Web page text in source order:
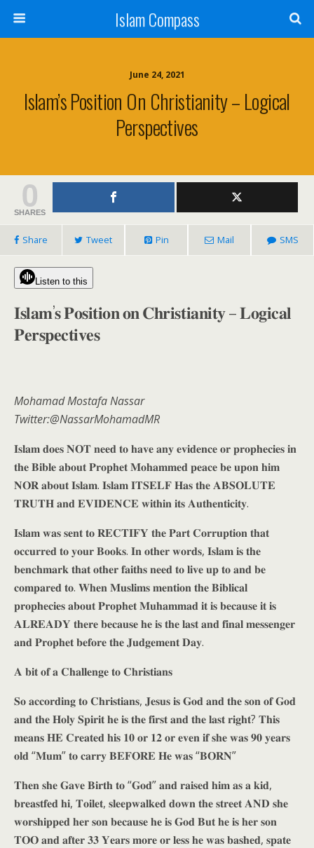
Islam Compass
June 24, 2021
Islam’s Position On Christianity – Logical
Perspectives
0
SHARES
Share Tweet Pin Mail SMS
Listen to this
𝐈𝐬𝐥𝐚𝐦’𝐬 𝐏𝐨𝐬𝐢𝐭𝐢𝐨𝐧 𝐨𝐧 𝐂𝐡𝐫𝐢𝐬𝐭𝐢𝐚𝐧𝐢𝐭𝐲 – 𝐋𝐨𝐠𝐢𝐜𝐚𝐥
𝐏𝐞𝐫𝐬𝐩𝐞𝐜𝐭𝐢𝐯𝐞𝐬
Mohamad Mostafa Nassar
Twitter:@NassarMohamadMR
𝐈𝐬𝐥𝐚𝐦 𝐝𝐨𝐞𝐬 𝐍𝐎𝐓 𝐧𝐞𝐞𝐝 𝐭𝐨 𝐡𝐚𝐯𝐞 𝐚𝐧𝐲 𝐞𝐯𝐢𝐝𝐞𝐧𝐜𝐞 𝐨𝐫 𝐩𝐫𝐨𝐩𝐡𝐞𝐜𝐢𝐞𝐬 𝐢𝐧
𝐭𝐡𝐞 𝐁𝐢𝐛𝐥𝐞 𝐚𝐛𝐨𝐮𝐭 𝐏𝐫𝐨𝐩𝐡𝐞𝐭 𝐌𝐨𝐡𝐚𝐦𝐦𝐞𝐝 𝐩𝐞𝐚𝐜𝐞 𝐛𝐞 𝐮𝐩𝐨𝐧 𝐡𝐢𝐦
𝐍𝐎𝐑 𝐚𝐛𝐨𝐮𝐭 𝐈𝐬𝐥𝐚𝐦. 𝐈𝐬𝐥𝐚𝐦 𝐈𝐓𝐒𝐄𝐋𝐅 𝐇𝐚𝐬 𝐭𝐡𝐞 𝐀𝐁𝐒𝐎𝐋𝐔𝐓𝐄
𝐓𝐑𝐔𝐓𝐇 𝐚𝐧𝐝 𝐄𝐕𝐈𝐃𝐄𝐍𝐂𝐄 𝐰𝐢𝐭𝐡𝐢𝐧 𝐢𝐭𝐬 𝐀𝐮𝐭𝐡𝐞𝐧𝐭𝐢𝐜𝐢𝐭𝐲.
𝐈𝐬𝐥𝐚𝐦 𝐰𝐚𝐬 𝐬𝐞𝐧𝐭 𝐭𝐨 𝐑𝐄𝐂𝐓𝐈𝐅𝐘 𝐭𝐡𝐞 𝐏𝐚𝐫𝐭 𝐂𝐨𝐫𝐫𝐮𝐩𝐭𝐢𝐨𝐧 𝐭𝐡𝐚𝐭
𝐨𝐜𝐜𝐮𝐫𝐫𝐞𝐝 𝐭𝐨 𝐲𝐨𝐮𝐫 𝐁𝐨𝐨𝐤𝐬. 𝐈𝐧 𝐨𝐭𝐡𝐞𝐫 𝐰𝐨𝐫𝐝𝐬, 𝐈𝐬𝐥𝐚𝐦 𝐢𝐬 𝐭𝐡𝐞
𝐛𝐞𝐧𝐜𝐡𝐦𝐚𝐫𝐤 𝐭𝐡𝐚𝐭 𝐨𝐭𝐡𝐞𝐫 𝐟𝐚𝐢𝐭𝐡𝐬 𝐧𝐞𝐞𝐝 𝐭𝐨 𝐥𝐢𝐯𝐞 𝐮𝐩 𝐭𝐨 𝐚𝐧𝐝 𝐛𝐞
𝐜𝐨𝐦𝐩𝐚𝐫𝐞𝐝 𝐭𝐨. 𝐖𝐡𝐞𝐧 𝐌𝐮𝐬𝐥𝐢𝐦𝐬 𝐦𝐞𝐧𝐭𝐢𝐨𝐧 𝐭𝐡𝐞 𝐁𝐢𝐛𝐥𝐢𝐜𝐚𝐥
𝐩𝐫𝐨𝐩𝐡𝐞𝐜𝐢𝐞𝐬 𝐚𝐛𝐨𝐮𝐭 𝐏𝐫𝐨𝐩𝐡𝐞𝐭 𝐌𝐮𝐡𝐚𝐦𝐦𝐚𝐝 𝐢𝐭 𝐢𝐬 𝐛𝐞𝐜𝐚𝐮𝐬𝐞 𝐢𝐭 𝐢𝐬
𝐀𝐋𝐑𝐄𝐀𝐃𝐘 𝐭𝐡𝐞𝐫𝐞 𝐛𝐞𝐜𝐚𝐮𝐬𝐞 𝐡𝐞 𝐢𝐬 𝐭𝐡𝐞 𝐥𝐚𝐬𝐭 𝐚𝐧𝐝 𝐟𝐢𝐧𝐚𝐥 𝐦𝐞𝐬𝐬𝐞𝐧𝐠𝐞𝐫
𝐚𝐧𝐝 𝐏𝐫𝐨𝐩𝐡𝐞𝐭 𝐛𝐞𝐟𝐨𝐫𝐞 𝐭𝐡𝐞 𝐉𝐮𝐝𝐠𝐞𝐦𝐞𝐧𝐭 𝐃𝐚𝐲.
𝐀 𝐛𝐢𝐭 𝐨𝐟 𝐚 𝐂𝐡𝐚𝐥𝐥𝐞𝐧𝐠𝐞 𝐭𝐨 𝐂𝐡𝐫𝐢𝐬𝐭𝐢𝐚𝐧𝐬
𝐒𝐨 𝐚𝐜𝐜𝐨𝐫𝐝𝐢𝐧𝐠 𝐭𝐨 𝐂𝐡𝐫𝐢𝐬𝐭𝐢𝐚𝐧𝐬, 𝐉𝐞𝐬𝐮𝐬 𝐢𝐬 𝐆𝐨𝐝 𝐚𝐧𝐝 𝐭𝐡𝐞 𝐬𝐨𝐧 𝐨𝐟 𝐆𝐨𝐝
𝐚𝐧𝐝 𝐭𝐡𝐞 𝐇𝐨𝐥𝐲 𝐒𝐩𝐢𝐫𝐢𝐭 𝐡𝐞 𝐢𝐬 𝐭𝐡𝐞 𝐟𝐢𝐫𝐬𝐭 𝐚𝐧𝐝 𝐭𝐡𝐞 𝐥𝐚𝐬𝐭 𝐫𝐢𝐠𝐡𝐭? 𝐓𝐡𝐢𝐬
𝐦𝐞𝐚𝐧𝐬 𝐇𝐄 𝐂𝐫𝐞𝐚𝐭𝐞𝐝 𝐡𝐢𝐬 𝟏𝟎 𝐨𝐫 𝟏𝟐 𝐨𝐫 𝐞𝐯𝐞𝐧 𝐢𝐟 𝐬𝐡𝐞 𝐰𝐚𝐬 𝟗𝟎 𝐲𝐞𝐚𝐫𝐬
𝐨𝐥𝐝 “𝐌𝐮𝐦” 𝐭𝐨 𝐜𝐚𝐫𝐫𝐲 𝐁𝐄𝐅𝐎𝐑𝐄 𝐇𝐞 𝐰𝐚𝐬 “𝐁𝐎𝐑𝐍”
𝐓𝐡𝐞𝐧 𝐬𝐡𝐞 𝐆𝐚𝐯𝐞 𝐁𝐢𝐫𝐭𝐡 𝐭𝐨 “𝐆𝐨𝐝” 𝐚𝐧𝐝 𝐫𝐚𝐢𝐬𝐞𝐝 𝐡𝐢𝐦 𝐚𝐬 𝐚 𝐤𝐢𝐝,
𝐛𝐫𝐞𝐚𝐬𝐭𝐟𝐞𝐝 𝐡𝐢, 𝐓𝐨𝐢𝐥𝐞𝐭, 𝐬𝐥𝐞𝐞𝐩𝐰𝐚𝐥𝐤𝐞𝐝 𝐝𝐨𝐰𝐧 𝐭𝐡𝐞 𝐬𝐭𝐫𝐞𝐞𝐭 𝐀𝐍𝐃 𝐬𝐡𝐞
𝐰𝐨𝐫𝐬𝐡𝐢𝐩𝐩𝐞𝐝 𝐡𝐞𝐫 𝐬𝐨𝐧 𝐛𝐞𝐜𝐚𝐮𝐬𝐞 𝐡𝐞 𝐢𝐬 𝐆𝐨𝐝 𝐁𝐮𝐭 𝐡𝐞 𝐢𝐬 𝐡𝐞𝐫 𝐬𝐨𝐧
𝐓𝐎𝐎 𝐚𝐧𝐝 𝐚𝐟𝐭𝐞𝐫 𝟑𝟑 𝐘𝐞𝐚𝐫𝐬 𝐦𝐨𝐫𝐞 𝐨𝐫 𝐥𝐞𝐬𝐬 𝐡𝐞 𝐰𝐚𝐬 𝐛𝐚𝐬𝐡𝐞𝐝, 𝐬𝐩𝐚𝐭𝐞